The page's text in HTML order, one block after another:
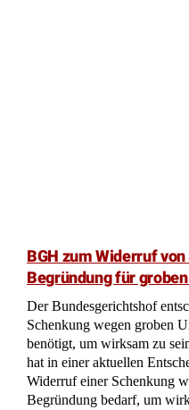
BGH zum Widerruf
Begründung für
Der Bundesgerichtshof
Schenkung wegen groben
benötigt, um wirksam zu
hat in einer aktuellen
Widerruf einer Schenkung
Begründung bedarf, um